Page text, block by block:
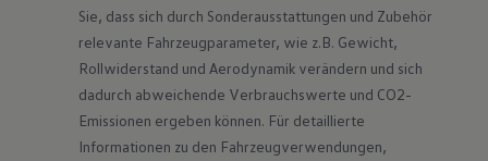
Sie, dass sich durch Sonderausstattungen und Zubehör
relevante Fahrzeugparameter, wie z.B. Gewicht,
Rollwiderstand und Aerodynamik verändern und sich
dadurch abweichende Verbrauchswerte und CO2-
Emissionen ergeben können. Für detaillierte
Informationen zu den Fahrzeugverwendungen,